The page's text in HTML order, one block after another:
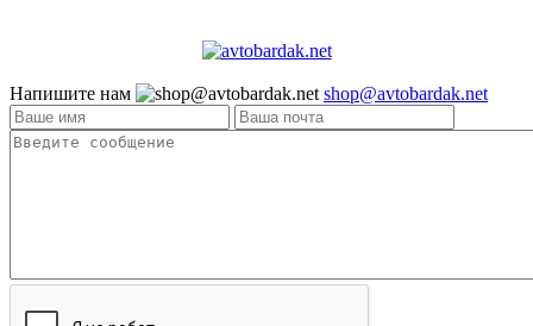
Напишите нам shop@avtobardak.net